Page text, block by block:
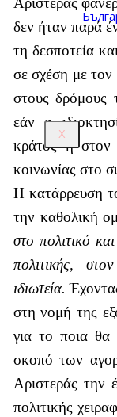
X
δεν ήταν παρά
τη δεσποτεία
σε σχέση με
στους δρόμους
εάν η
κράτος ή στον
κοινωνίας στο
Η κατάρρευση
την καθολική
στο πολιτικό
πολιτικής,
ιδιωτεία.
στη νομή της
για το ποια θα
σκοπό των
Αριστεράς την
πολιτικής